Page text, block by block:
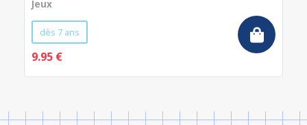
Jeux
dès 7 ans
9.95 €